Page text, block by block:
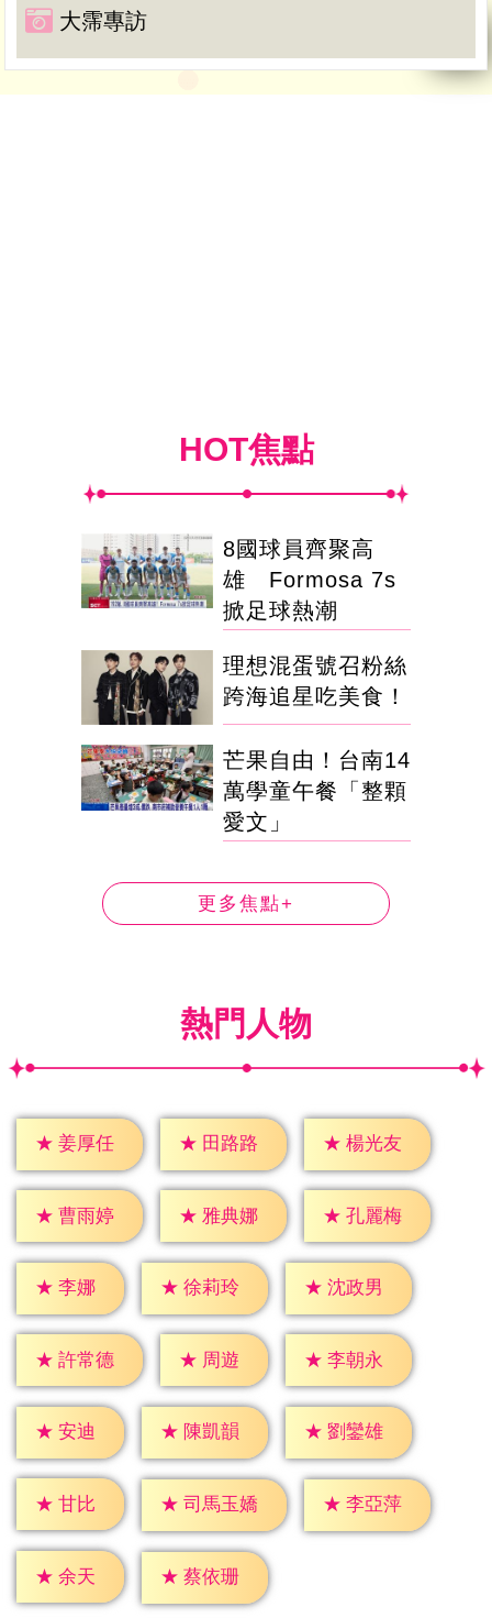
大霈專訪
HOT焦點
8國球員齊聚高
雄 Formosa 7s
掀足球熱潮
理想混蛋號召粉絲
跨海追星吃美食！
芒果自由！台南14
萬學童午餐「整顆
愛文」
更多焦點+
熱門人物
★ 姜厚任 ★ 田路路 ★ 楊光友
★ 曹雨婷 ★ 雅典娜 ★ 孔麗梅
★ 李娜 ★ 徐莉玲 ★ 沈政男
★ 許常德 ★ 周遊 ★ 李朝永
★ 安迪 ★ 陳凱韻 ★ 劉鑾雄
★ 甘比 ★ 司馬玉嬌 ★ 李亞萍
★ 余天 ★ 蔡依珊